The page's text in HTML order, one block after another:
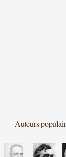
Auteurs